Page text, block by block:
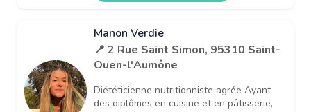
Manon Verdie
📍 2 Rue Saint Simon, 95310 Saint-
Ouen-l'Aumône
Diététicienne nutritionniste agrée Ayant
des diplômes en cuisine et en pâtisserie,